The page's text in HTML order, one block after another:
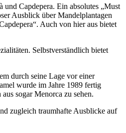
und Capdepera. Ein absolutes „Must
Ausblick über Mandelplantagen
Auch von hier aus bietet
Selbstverständlich bietet
durch seine Lage vor einer
wurde im Jahre 1989 fertig
sogar Menorca zu sehen.
zugleich traumhafte Ausblicke auf